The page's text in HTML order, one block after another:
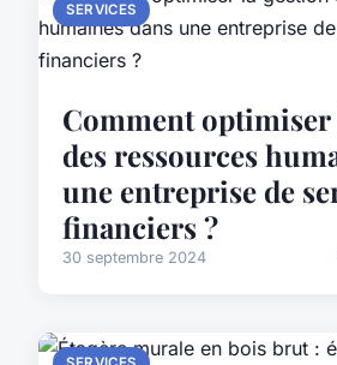
SERVICES
Comment optimiser
des ressources
une entreprise de
financiers ?
30 septembre 2024